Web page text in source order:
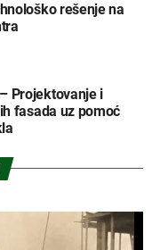
rešenje na
Projektovanje i
fasada uz pomoć